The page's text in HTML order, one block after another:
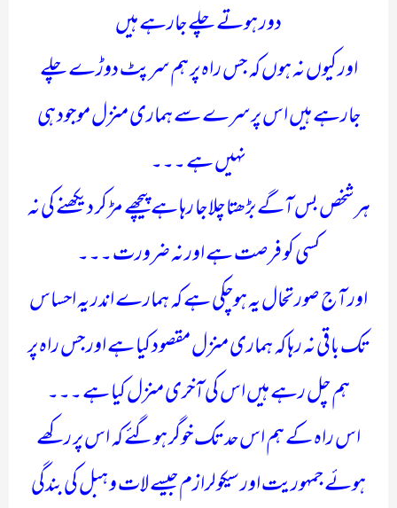
دور ہوتے چلے جارہے ہیں
اور کیوں نہ ہوں کہ جس راہ پر ہم سرپٹ دوڑے چلے
جارہے ہیں اس پر سرے سے ہماری منزل موجود ہی
نہیں ہے ۔۔۔
ہر شخص بس آگے بڑھتا چلا جا رہا ہے پیچھے مڑ کر دیکھنے کی نہ
کسی کو فرصت ہے اور نہ ضرورت ۔۔۔
اور آج صورتحال یہ ہوچکی ہے کہ ہمارے اندر یہ احساس
تک باقی نہ رہا کہ ہماری منزل مقصود کیا ہے اور جس راہ پر
ہم چل رہے ہیں اس کی آخری منزل کیا ہے ۔۔۔
اس راہ کے ہم اس حد تک خوگر ہوگئے کہ اس پر رکھے
ہوئے جمہوریت اور سیکولرازم جیسے لات و ہبل کی بندگی